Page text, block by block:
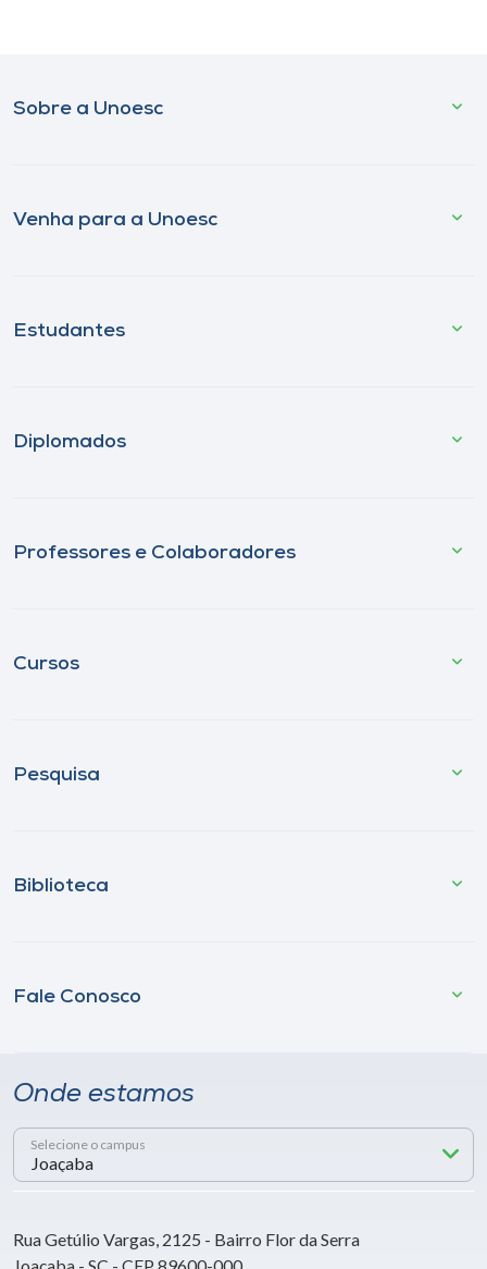
Sobre a Unoesc
Venha para a Unoesc
Estudantes
Diplomados
Professores e Colaboradores
Cursos
Pesquisa
Biblioteca
Fale Conosco
Onde estamos
Selecione o campus
Rua Getúlio Vargas, 2125 - Bairro Flor da Serra